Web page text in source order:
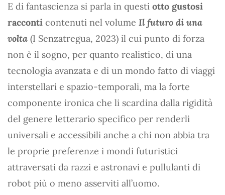
E di fantascienza si parla in questi otto gustosi
racconti contenuti nel volume Il futuro di una
volta (I Senzatregua, 2023) il cui punto di forza
non è il sogno, per quanto realistico, di una
tecnologia avanzata e di un mondo fatto di viaggi
interstellari e spazio-temporali, ma la forte
componente ironica che li scardina dalla rigidità
del genere letterario specifico per renderli
universali e accessibili anche a chi non abbia tra
le proprie preferenze i mondi futuristici
attraversati da razzi e astronavi e pullulanti di
robot più o meno asserviti all’uomo.